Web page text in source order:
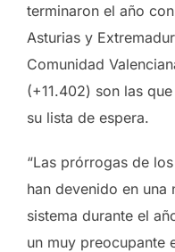
terminaron el año
Asturias y
Comunidad
(+11.402) son las
su lista de espera.
“Las prórrogas de
han devenido en una
sistema durante el
un muy preocupante